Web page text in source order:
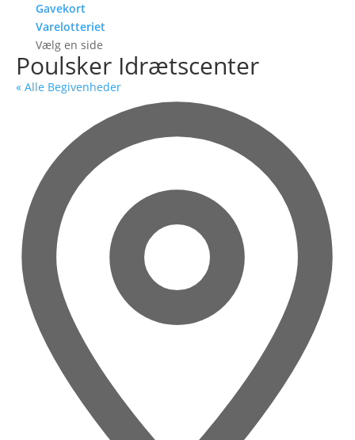
Gavekort
Varelotteriet
Vælg en side
Poulsker Idrætscenter
« Alle Begivenheder